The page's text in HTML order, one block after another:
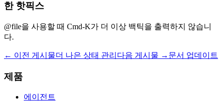
한 핫픽스
@file을 사용할 때 Cmd-K가 더 이상 백틱을 출력하지 않습니
다.
← 이전 게시물더 나은 상태 관리 다음 게시물 → 문서 업데이트
제품
에이전트